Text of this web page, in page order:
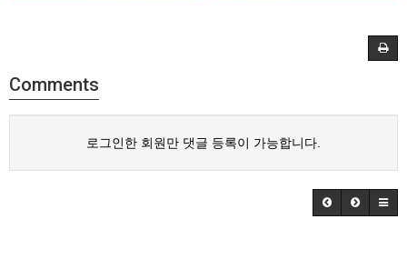
Comments
로그인한 회원만 댓글 등록이 가능합니다.